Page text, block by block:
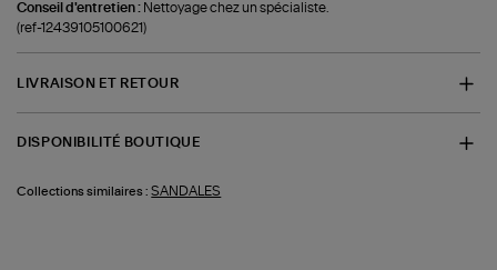
Conseil d'entretien : Nettoyage chez un spécialiste.
(ref-12439105100621)
LIVRAISON ET RETOUR
DISPONIBILITÉ BOUTIQUE
Collections similaires : SANDALES